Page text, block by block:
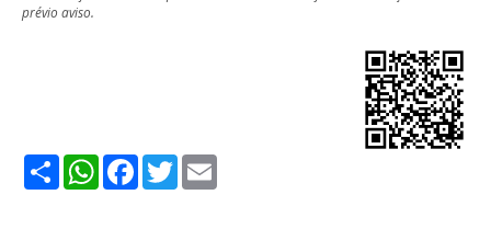
prévio aviso.
ShareWhatsApp
Facebook
Twitter